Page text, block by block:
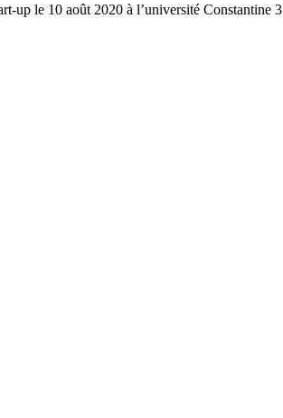
up le 10 août 2020 à l’université Constantine